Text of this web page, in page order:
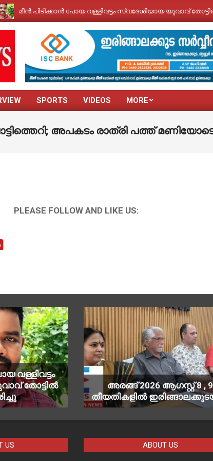
മീൻ പിടിക്കാൻ പോയ വള്ളിവട്ടം സ്വദേശിയായ യുവാവ് തോട്ടിൽ
SPORTS VIDEOS MORE
അപകടം രാത്രി പത്ത്
PLEASE FOLLOW AND LIKE US:
വള്ളിവട്ടം
തോട്ടിൽ
അരങ്ങ് 2026 ആഗസ്റ്റ് 8 , 9
തീയതികളിൽ
US ABOUT US